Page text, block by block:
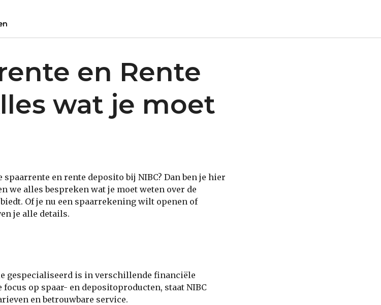
en Rente
wat je moet
en rente deposito bij NIBC? Dan ben je hier
we alles bespreken wat je moet weten over de
Of je nu een spaarrekening wilt openen of
je alle details.
gespecialiseerd is in verschillende financiële
op spaar- en depositoproducten, staat NIBC
en betrouwbare service.